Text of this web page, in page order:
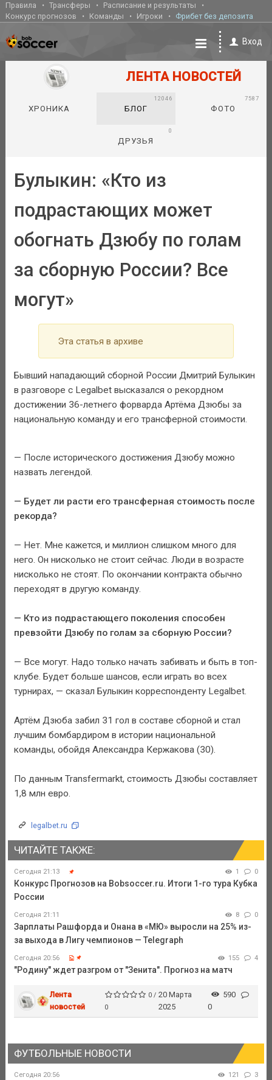
Правила Трансферы
Расписание и результаты
Конкурс прогнозов
Команды Игроки Фрибет без депозита
Вход
ЛЕНТА НОВОСТЕЙ
ХРОНИКА БЛОГ
12046
ФОТО
7587
ДРУЗЬЯ
0
Булыкин: «Кто из
подрастающих может
обогнать Дзюбу по голам
за сборную России? Все
могут»
Эта статья в архиве
Бывший нападающий сборной России Дмитрий Булыкин
в разговоре с Legalbet высказался о рекордном
достижении 36-летнего форварда Артёма Дзюбы за
национальную команду и его трансферной стоимости.
— После исторического достижения Дзюбу можно
назвать легендой.
— Будет ли расти его трансферная стоимость после
рекорда?
— Нет. Мне кажется, и миллион слишком много для
него. Он нисколько не стоит сейчас. Люди в возрасте
нисколько не стоят. По окончании контракта обычно
переходят в другую команду.
— Кто из подрастающего поколения способен
превзойти Дзюбу по голам за сборную России?
— Все могут. Надо только начать забивать и быть в топ-
клубе. Будет больше шансов, если играть во всех
турнирах, — сказал Булыкин корреспонденту Legalbet.
Артём Дзюба забил 31 гол в составе сборной и стал
лучшим бомбардиром в истории национальной
команды, обойдя Александра Кержакова (30).
По данным Transfermarkt, стоимость Дзюбы составляет
1,8 млн евро.
legalbet.ru
ЧИТАЙТЕ ТАКЖЕ:
Сегодня 21:13 1 0
Конкурс Прогнозов на Bobsoccer.ru. Итоги 1-го тура Кубка
России
Сегодня 21:11 8 0
Зарплаты Рашфорда и Онана в «МЮ» выросли на 25% из-
за выхода в Лигу чемпионов — Telegraph
Сегодня 20:56 155 4
"Родину" ждет разгром от "Зенита". Прогноз на матч
Лента
новостей
0 /
0
20 Марта
2025
590
0
ФУТБОЛЬНЫЕ НОВОСТИ
Сегодня 20:56 121 3